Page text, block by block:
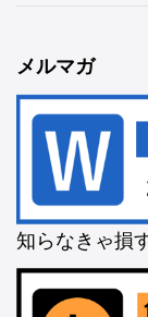
メルマガ
知らなきゃ損